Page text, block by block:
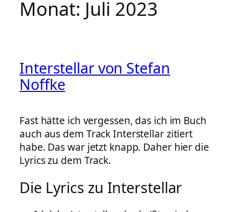
Monat: Juli 2023
Interstellar von Stefan
Noffke
Fast hätte ich vergessen, das ich im Buch
auch aus dem Track Interstellar zitiert
habe. Das war jetzt knapp. Daher hier die
Lyrics zu dem Track.
Die Lyrics zu Interstellar